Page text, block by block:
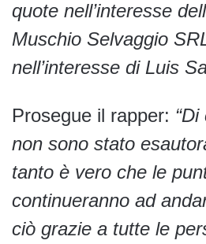
quote nell’interesse
Muschio Selvaggio
nell’interesse di Luis
Prosegue il rapper:
non sono stato
tanto è vero che le
continueranno ad
ciò grazie a tutte le